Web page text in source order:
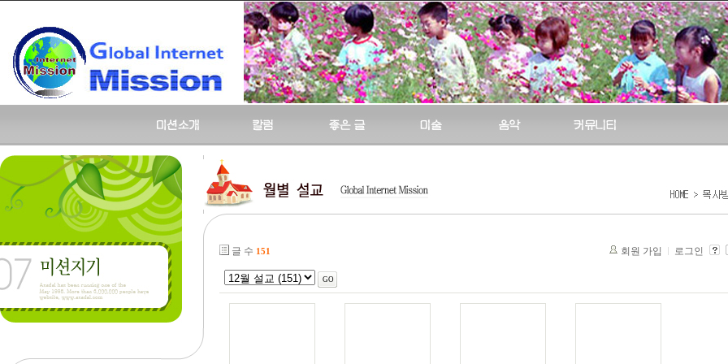
글 수 151 회원 가입 로그인